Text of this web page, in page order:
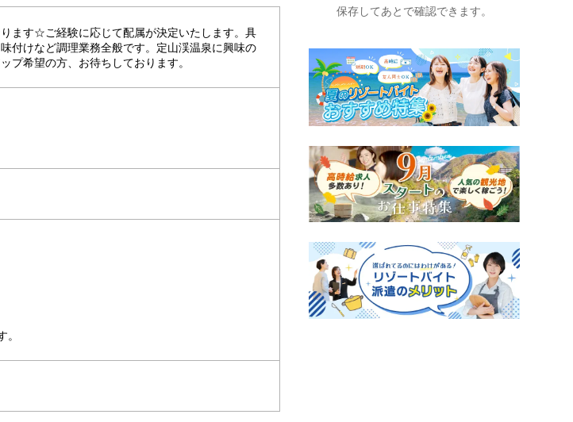
ます☆ご経験に応じて配属が決定いたします。具
付けなど調理業務全般です。定山渓温泉に興味の
プ希望の方、お待ちしております。
保存してあとで確認できます。